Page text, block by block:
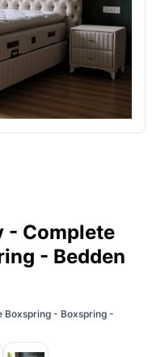
- Complete
- Bedden
Boxspring - Boxspring -